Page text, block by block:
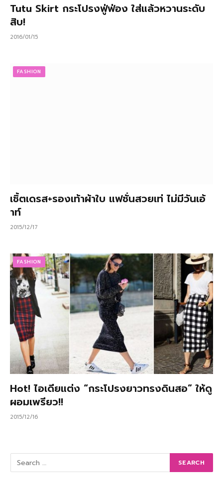
Tutu Skirt กระโปรงฟู่ฟ่อง ใส่แล้วหวานระดับ
สิบ!
2016/01/15
FASHION
เชิ้ตเดรส+รองเท้าผ้าใบ แฟชั่นสวยเท่ ไม่มีวันเอ้
าท์
2015/12/17
FASHION
Hot! ไอเดียแต่ง “กระโปรงยาวทรงดินสอ” ให้ดู
ผอมเพรียว!!
2015/12/16